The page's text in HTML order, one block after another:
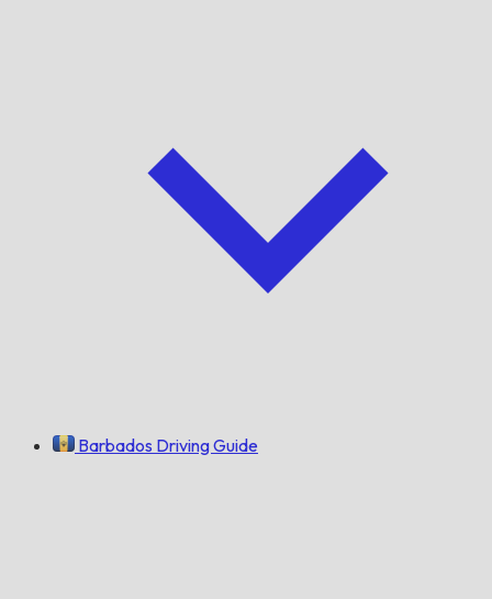
Barbados Driving Guide